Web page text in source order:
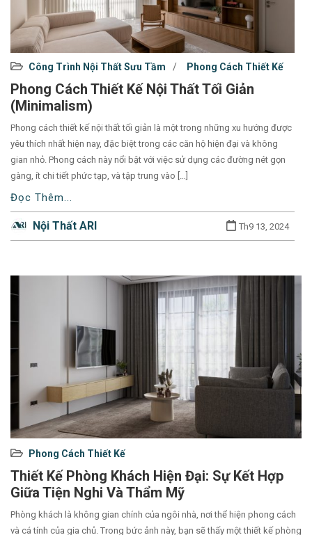
Used
before
category
names.
Công Trình Nội Thất Sưu Tầm Phong Cách Thiết Kế
Phong Cách Thiết Kế Nội Thất Tối Giản
(Minimalism)
Phong cách thiết kế nội thất tối giản là một trong những xu hướng được
yêu thích nhất hiện nay, đặc biệt trong các căn hộ hiện đại và không
gian nhỏ. Phong cách này nổi bật với việc sử dụng các đường nét gọn
gàng, ít chi tiết phức tạp, và tập trung vào […]
Đọc Thêm...
Nội Thất ARI Th9 13, 2024
Used
before
category
names.
Phong Cách Thiết Kế
Thiết Kế Phòng Khách Hiện Đại: Sự Kết Hợp
Giữa Tiện Nghi Và Thẩm Mỹ
Phòng khách là không gian chính của ngôi nhà, nơi thể hiện phong cách
và cá tính của gia chủ. Trong bức ảnh này, bạn sẽ thấy một thiết kế phòng